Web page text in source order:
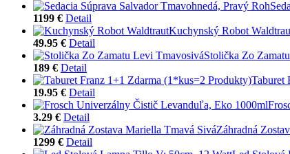
1199 € Detail
Kuchynský Robot
49.95 € Detail
Stolička Zo
189 € Detail
Taburet
19.95 € Detail
3.29 € Detail
Záhradná
1299 € Detail